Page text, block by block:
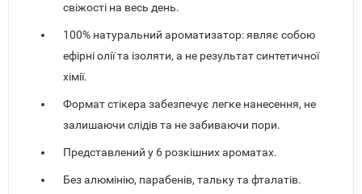
свіжості на весь день.
100% натуральний ароматизатор: являє собою
ефірні олії та ізоляти, а не результат синтетичної
хімії.
Формат стікера забезпечує легке нанесення, не
залишаючи слідів та не забиваючи пори.
Представлений у 6 розкішних ароматах.
Без алюмінію, парабенів, тальку та фталатів.